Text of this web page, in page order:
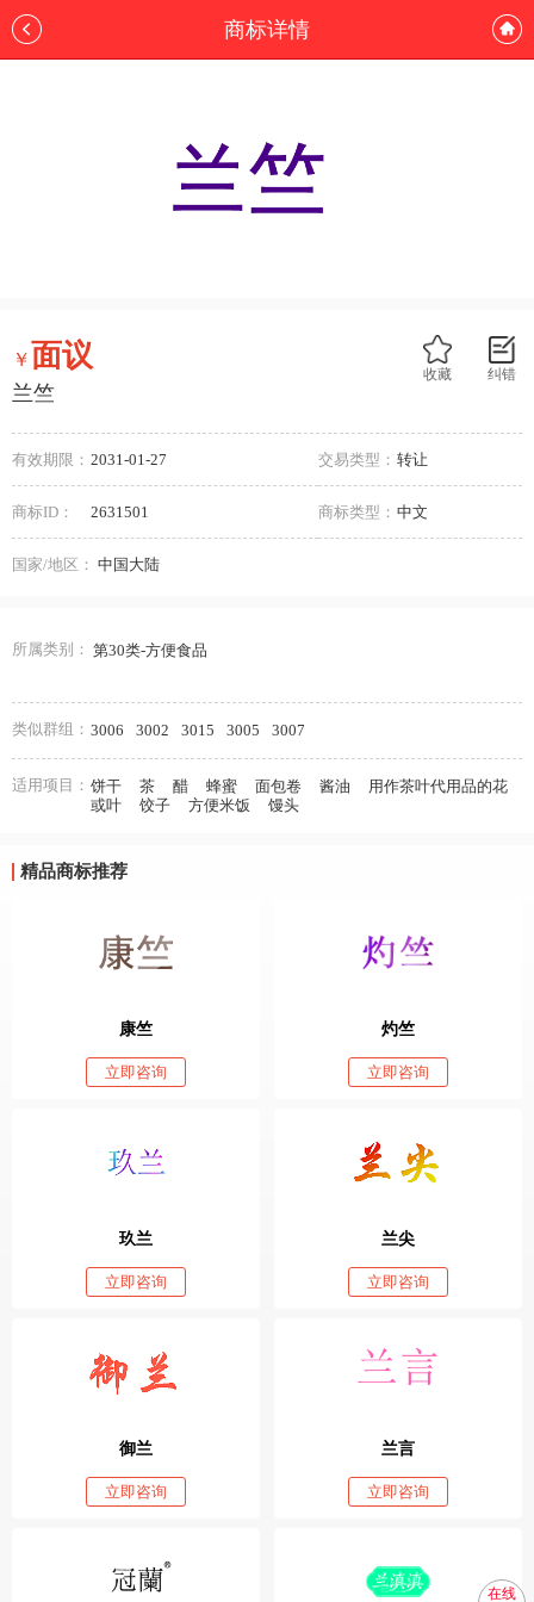
商标详情
纠错
收藏
￥面议
兰竺
有效期限： 2031-01-27 交易类型： 转让
商标ID： 2631501 商标类型： 中文
国家/地区： 中国大陆
所属类别： 第30类-方便食品
类似群组： 3006 3002 3015 3005 3007
适用项目： 饼干 茶 醋 蜂蜜 面包卷 酱油
用作茶叶代用品的花
或叶
饺子 方便米饭 馒头
精品商标推荐
康竺
立即咨询
灼竺
立即咨询
玖兰
立即咨询
兰尖
立即咨询
御兰
立即咨询
兰言
立即咨询
在线